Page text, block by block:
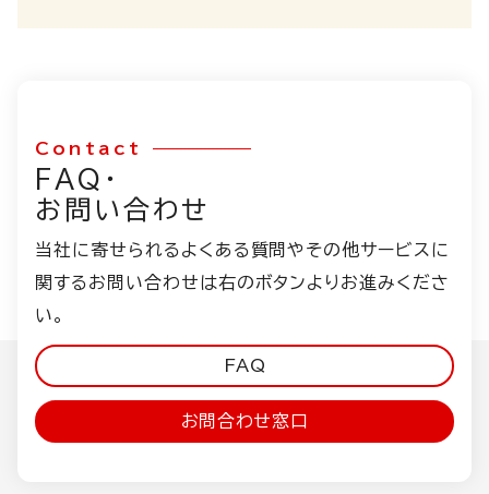
Contact
FAQ・
お問い合わせ
当社に寄せられるよくある質問やその他サービスに
関するお問い合わせは右のボタンよりお進みくださ
い。
FAQ
お問合わせ窓口